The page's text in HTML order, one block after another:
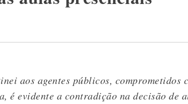
aos agentes públicos, comprometidos
é evidente a contradição na decisão de